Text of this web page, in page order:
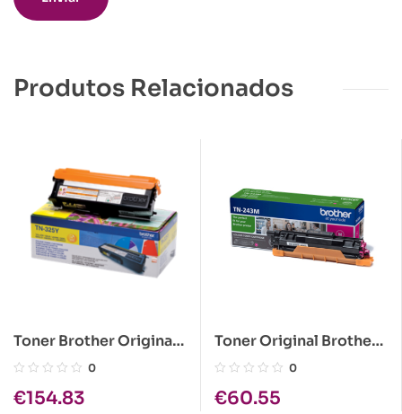
Produtos Relacionados
Toner Brother Original
TN-325Y Amarelo
0
€154.83
Toner Original Brother
TN243 Magenta
0
€60.55